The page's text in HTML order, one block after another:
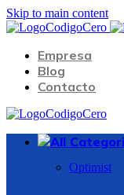
Skip to main content
Empresa
Blog
Contacto
Optimist